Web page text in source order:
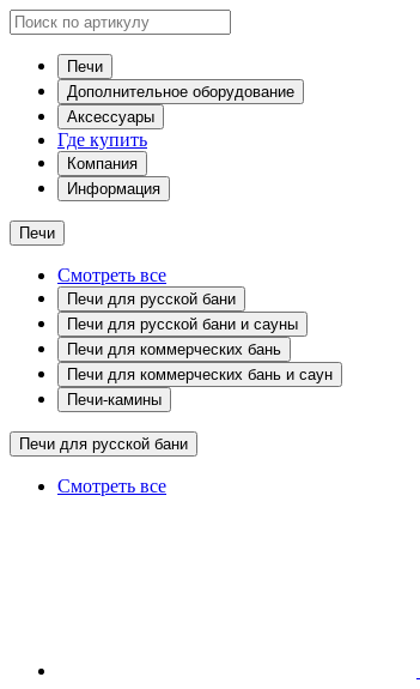
Печи
Дополнительное оборудование
Аксессуары
Где купить
Компания
Информация
Печи
Смотреть все
Печи для русской бани
Печи для русской бани и сауны
Печи для коммерческих бань
Печи для коммерческих бань и саун
Печи-камины
Печи для русской бани
Смотреть все